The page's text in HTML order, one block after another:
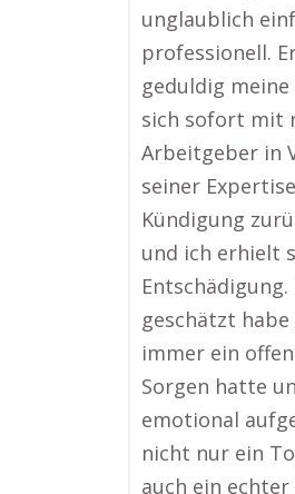
unglaublich
professionell.
geduldig
sich sofort mit
Arbeitgeber in
seiner
Kündigung
und ich erhielt
Entschädigung.
geschätzt
immer ein
Sorgen hatte
emotional
nicht nur ein
auch ein echter